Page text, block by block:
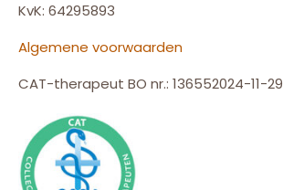
KvK: 64295893
Algemene voorwaarden
CAT-therapeut BO nr.: 136552024-11-29